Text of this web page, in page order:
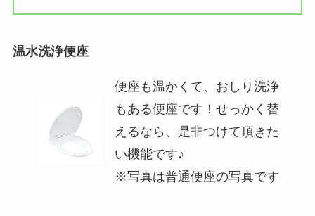
温水洗浄便座
便座も温かくて、おしり洗浄
もある便座です！せっかく替
えるなら、是非つけて頂きた
い機能です♪
※写真は普通便座の写真です